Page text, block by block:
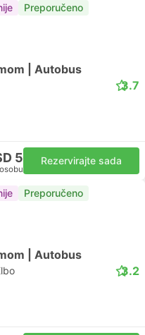
Preporučeno
| Autobus
3.7
5 Rezervirajte sada
Preporučeno
| Autobus
3.2